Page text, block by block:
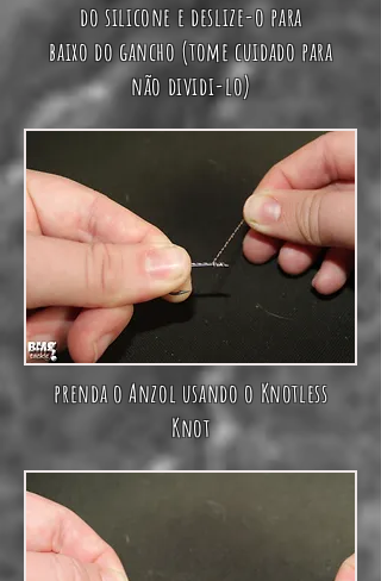
do silicone e deslize-o para
baixo do gancho (tome cuidado para
não dividi-lo)
prenda o Anzol usando o Knotless
Knot